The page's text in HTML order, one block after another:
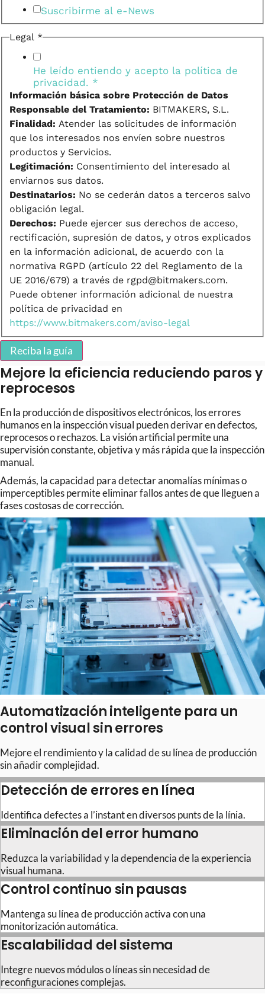
Suscribirme al e-News
Legal *
He leído entiendo y acepto la política de
privacidad. *
Información básica sobre Protección de Datos
Responsable del Tratamiento: BITMAKERS, S.L.
Finalidad: Atender las solicitudes de información
que los interesados nos envíen sobre nuestros
productos y Servicios.
Legitimación: Consentimiento del interesado al
enviarnos sus datos.
Destinatarios: No se cederán datos a terceros salvo
obligación legal.
Derechos: Puede ejercer sus derechos de acceso,
rectificación, supresión de datos, y otros explicados
en la información adicional, de acuerdo con la
normativa RGPD (artículo 22 del Reglamento de la
UE 2016/679) a través de rgpd@bitmakers.com.
Puede obtener información adicional de nuestra
política de privacidad en
https://www.bitmakers.com/aviso-legal
Reciba la guía
Mejore la eficiencia reduciendo paros y
reprocesos
En la producción de dispositivos electrónicos, los errores
humanos en la inspección visual pueden derivar en defectos,
reprocesos o rechazos. La visión artificial permite una
supervisión constante, objetiva y más rápida que la inspección
manual.
Además, la capacidad para detectar anomalías mínimas o
imperceptibles permite eliminar fallos antes de que lleguen a
fases costosas de corrección.
Automatización inteligente para un
control visual sin errores
Mejore el rendimiento y la calidad de su línea de producción
sin añadir complejidad.
Detección de errores en línea
Identifica defectes a l’instant en diversos punts de la línia.
Eliminación del error humano
Reduzca la variabilidad y la dependencia de la experiencia
visual humana.
Control continuo sin pausas
Mantenga su línea de producción activa con una
monitorización automática.
Escalabilidad del sistema
Integre nuevos módulos o líneas sin necesidad de
reconfiguraciones complejas.